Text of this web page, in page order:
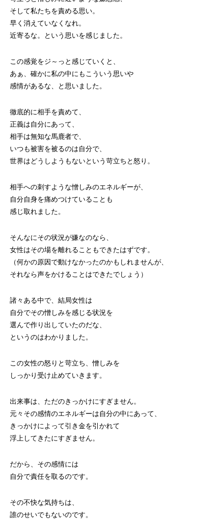
そして私たちを責める思い。
早く消えていなくなれ。
近寄るな。という思いを感じました。
この感覚をジ～っと感じていくと、
あぁ、確かに私の中にもこういう思いや
感情があるな、と思いました。
徹底的に相手を責めて、
正義は自分にあって、
相手は無知な馬鹿者で、
いつも被害を被るのは自分で、
世界はどうしようもないという苛立ちと怒り。
相手への刺すような憎しみのエネルギーが、
自分自身を痛めつけていることも
感じ取れました。
そんなにその状況が嫌なのなら、
女性はその場を離れることもできたはずです。
（何かの原因で動けなかったのかもしれませんが、
それなら声をかけることはできたでしょう）
諸々ある中で、結局女性は
自分でその憎しみを感じる状況を
選んで作り出していたのだな、
というのはわかりました。
この女性の怒りと苛立ち、憎しみを
しっかり受け止めていきます。
出来事は、ただのきっかけにすぎません。
元々その感情のエネルギーは自分の中にあって、
きっかけによって引き金を引かれて
浮上してきたにすぎません。
だから、その感情には
自分で責任を取るのです。
その不快な気持ちは、
誰のせいでもないのです。